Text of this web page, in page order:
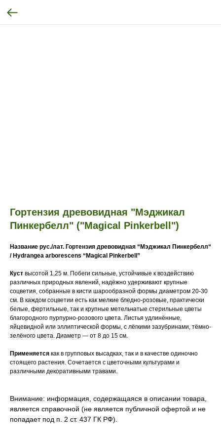
Гортензия древовидная "Мэджикал
Пинкербелл" ("Magical Pinkerbell")
Название рус./лат. Гортензия древовидная “Мэджикал Пинкербелл“
/ Hydrangea arborescens “Magical Pinkerbell”
Куст высотой 1,25 м. Побеги сильные, устойчивые к воздействию
различных природных явлений, надёжно удерживают крупные
соцветия, собранные в кисти шарообразной формы диаметром 20-30
см. В каждом соцветии есть как мелкие бледно-розовые, практически
белые, фертильные, так и крупные метельчатые стерильные цветы
благородного пурпурно-розового цвета. Листья удлинённые,
яйцевидной или эллиптической формы, с лёгкими зазубринами, тёмно-
зелёного цвета. Диаметр — от 8 до 15 см.
Применяется как в групповых высадках, так и в качестве одиночно
стоящего растения. Сочетается с цветочными культурами и
различными декоративными травами.
Внимание: информация, содержащаяся в описании товара,
является справочной (не является публичной офертой и не
попадает под п. 2 ст. 437 ГК РФ).